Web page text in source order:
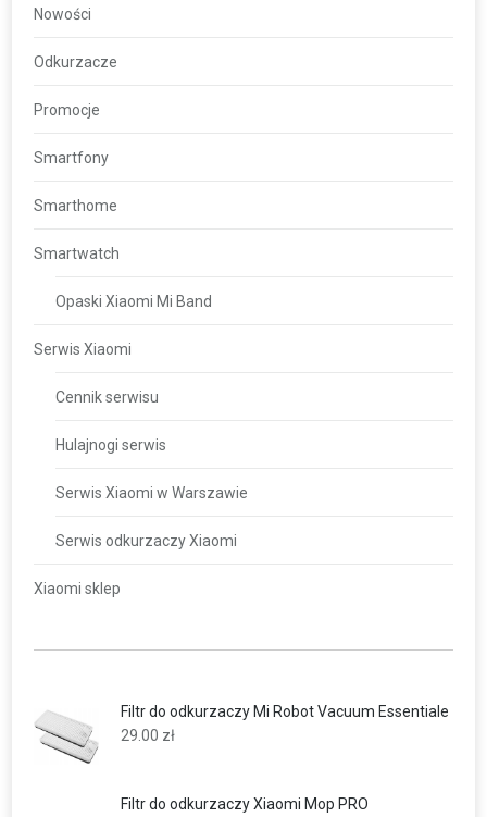
Nowości
Odkurzacze
Promocje
Smartfony
Smarthome
Smartwatch
Opaski Xiaomi Mi Band
Serwis Xiaomi
Cennik serwisu
Hulajnogi serwis
Serwis Xiaomi w Warszawie
Serwis odkurzaczy Xiaomi
Xiaomi sklep
Filtr do odkurzaczy Mi Robot Vacuum Essentiale
29.00 zł
Filtr do odkurzaczy Xiaomi Mop PRO